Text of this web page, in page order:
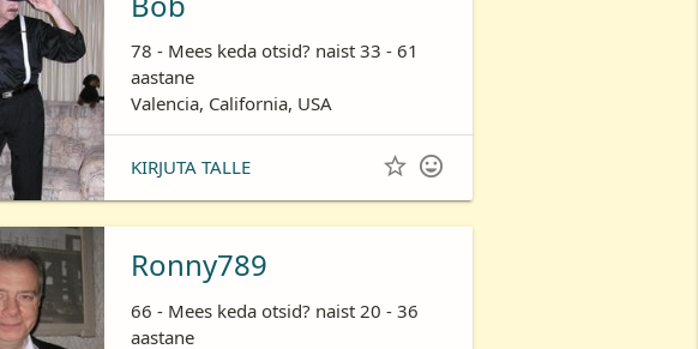
78 - Mees keda otsid? naist 33 - 61
aastane
Valencia, California, USA
KIRJUTA TALLE  
Ronny789
66 - Mees keda otsid? naist 20 - 36
aastane